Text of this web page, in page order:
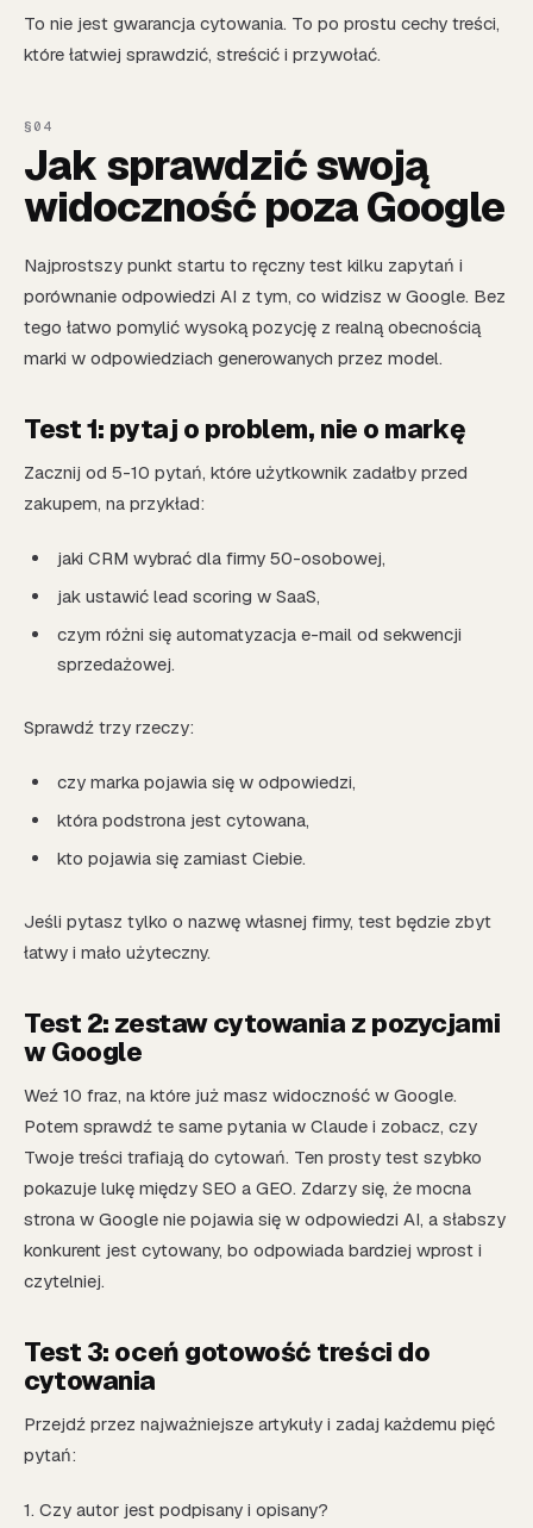
To nie jest gwarancja cytowania. To po prostu cechy treści,
które łatwiej sprawdzić, streścić i przywołać.
Jak sprawdzić swoją
widoczność poza Google
Najprostszy punkt startu to ręczny test kilku zapytań i
porównanie odpowiedzi AI z tym, co widzisz w Google. Bez
tego łatwo pomylić wysoką pozycję z realną obecnością
marki w odpowiedziach generowanych przez model.
Test 1: pytaj o problem, nie o markę
Zacznij od 5-10 pytań, które użytkownik zadałby przed
zakupem, na przykład:
jaki CRM wybrać dla firmy 50-osobowej,
jak ustawić lead scoring w SaaS,
czym różni się automatyzacja e-mail od sekwencji
sprzedażowej.
Sprawdź trzy rzeczy:
czy marka pojawia się w odpowiedzi,
która podstrona jest cytowana,
kto pojawia się zamiast Ciebie.
Jeśli pytasz tylko o nazwę własnej firmy, test będzie zbyt
łatwy i mało użyteczny.
Test 2: zestaw cytowania z pozycjami
w Google
Weź 10 fraz, na które już masz widoczność w Google.
Potem sprawdź te same pytania w Claude i zobacz, czy
Twoje treści trafiają do cytowań. Ten prosty test szybko
pokazuje lukę między SEO a GEO. Zdarzy się, że mocna
strona w Google nie pojawia się w odpowiedzi AI, a słabszy
konkurent jest cytowany, bo odpowiada bardziej wprost i
czytelniej.
Test 3: oceń gotowość treści do
cytowania
Przejdź przez najważniejsze artykuły i zadaj każdemu pięć
pytań:
1. Czy autor jest podpisany i opisany?